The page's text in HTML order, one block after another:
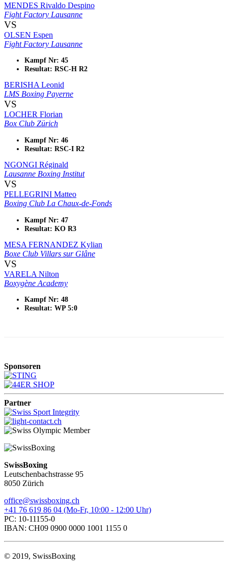
MENDES Rivaldo Despino
Fight Factory Lausanne
VS
OLSEN Espen
Fight Factory Lausanne
Kampf Nr: 45
Resultat: RSC-H R2
BERISHA Leonid
LMS Boxing Payerne
VS
LOCHER Florian
Box Club Zürich
Kampf Nr: 46
Resultat: RSC-I R2
NGONGI Réginald
Lausanne Boxing Institut
VS
PELLEGRINI Matteo
Boxing Club La Chaux-de-Fonds
Kampf Nr: 47
Resultat: KO R3
MESA FERNANDEZ Kylian
Boxe Club Villars sur Glâne
VS
VARELA Nilton
Boxygène Academy
Kampf Nr: 48
Resultat: WP 5:0
Sponsoren
Partner
SwissBoxing
Leutschenbachstrasse 95
8050 Zürich
office@swissboxing.ch
+41 76 619 86 04 (Mo-Fr, 10:00 - 12:00 Uhr)
PC: 10-11155-0
IBAN: CH09 0900 0000 1001 1155 0
© 2019, SwissBoxing